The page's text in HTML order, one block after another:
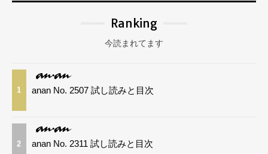
Ranking
今読まれてます
1 anan No. 2507 試し読みと目次
2 anan No. 2311 試し読みと目次